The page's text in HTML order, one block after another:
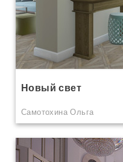
Новый свет
Самотохина Ольга